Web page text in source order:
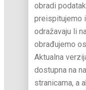
obradi
preispitujemo
odražavaju li
obrađujemo
Aktualna
dostupna na
stranicama, a